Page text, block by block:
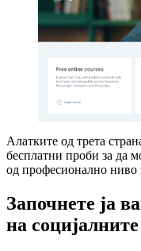
Алатките од трета
бесплатни проби за да
од професионално ниво
Започнете ја
на